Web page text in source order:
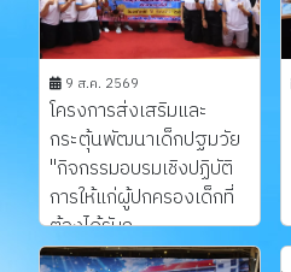
9 ส.ค. 2569
โครงการส่งเสริมและ
กระตุ้นพัฒนาเด็กปฐมวัย
"กิจกรรมอบรมเชิงปฏิบัติ
การให้แก่ผู้ปกครองเด็กที่
ต้องได้รับก...